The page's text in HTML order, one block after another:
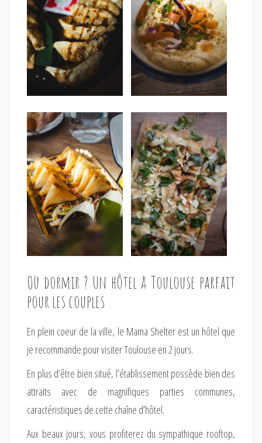
Où dormir ? Un hôtel à Toulouse parfait
pour les couples
En plein coeur de la ville, le Mama Shelter est un hôtel que
je recommande pour visiter Toulouse en 2 jours.
En plus d’être bien situé, l’établissement possède bien des
attraits avec de magnifiques parties communes,
caractéristiques de cette chaîne d’hôtel.
Aux beaux jours, vous profiterez du sympathique rooftop,